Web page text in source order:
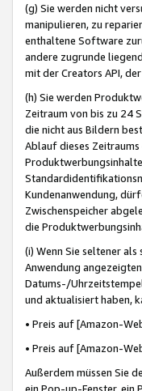
(g) Sie werden nicht
manipulieren, zu
enthaltene Software
andere zugrunde
mit der Creators API,
(h) Sie werden
Zeitraum von bis zu 24
die nicht aus Bildern
Ablauf dieses Zeitraums
Kundenanwendung,
Zwischenspeicher
die
(i) Wenn Sie seltener
Anwendung
Datums-/
und aktualisiert haben,
• Preis auf [Amazon-
• Preis auf [Amazon-
Außerdem müssen Sie
ein Pop-up-Fenster, ein